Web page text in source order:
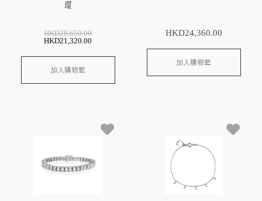
環
HKD28,650.00
HKD21,320.00
加入購物籃
HKD24,360.00
加入購物籃